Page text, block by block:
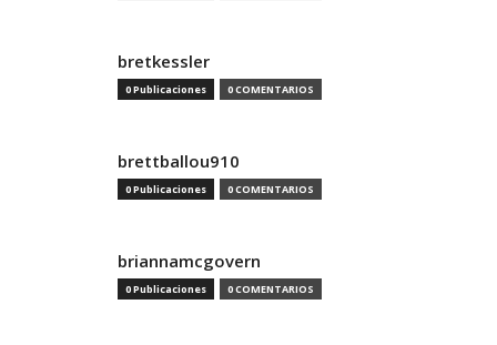
bretkessler
0 Publicaciones 0 COMENTARIOS
brettballou910
0 Publicaciones 0 COMENTARIOS
briannamcgovern
0 Publicaciones 0 COMENTARIOS